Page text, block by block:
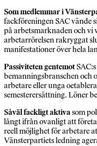
Som medlemmar i
fackföreningen SAC vände
på arbetsmarknaden och vi
arbetarrörelsen rakryggat
manifestationer över hela
Passiviteten gentemot
bemanningsbranschen och
arbetare eller unga
semesterersättning. Löner
Såväl fackligt aktivasom
långt ifrån ovanligt att
reell möjlighet för arbetare
Vänsterpartiets ledning